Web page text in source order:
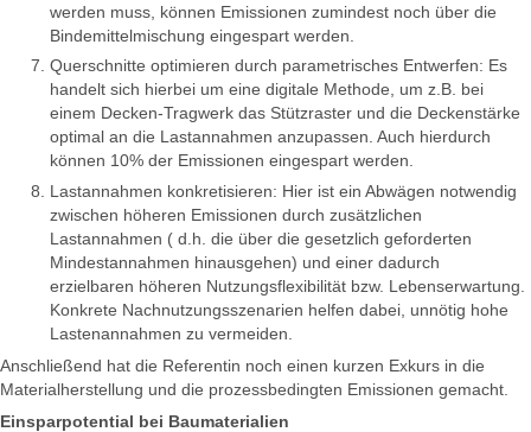
werden muss, können Emissionen zumindest noch über die
Bindemittelmischung eingespart werden.
Querschnitte optimieren durch parametrisches Entwerfen: Es
handelt sich hierbei um eine digitale Methode, um z.B. bei
einem Decken-Tragwerk das Stützraster und die Deckenstärke
optimal an die Lastannahmen anzupassen. Auch hierdurch
können 10% der Emissionen eingespart werden.
Lastannahmen konkretisieren: Hier ist ein Abwägen notwendig
zwischen höheren Emissionen durch zusätzlichen
Lastannahmen ( d.h. die über die gesetzlich geforderten
Mindestannahmen hinausgehen) und einer dadurch
erzielbaren höheren Nutzungsflexibilität bzw. Lebenserwartung.
Konkrete Nachnutzungsszenarien helfen dabei, unnötig hohe
Lastenannahmen zu vermeiden.
Anschließend hat die Referentin noch einen kurzen Exkurs in die
Materialherstellung und die prozessbedingten Emissionen gemacht.
Einsparpotential bei Baumaterialien